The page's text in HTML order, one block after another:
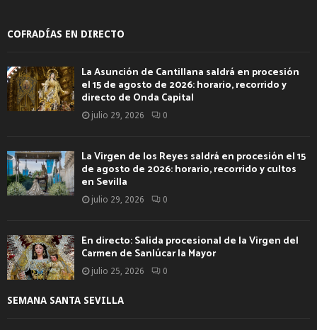
COFRADÍAS EN DIRECTO
La Asunción de Cantillana saldrá en procesión
el 15 de agosto de 2026: horario, recorrido y
directo de Onda Capital
julio 29, 2026 0
La Virgen de los Reyes saldrá en procesión el 15
de agosto de 2026: horario, recorrido y cultos
en Sevilla
julio 29, 2026 0
En directo: Salida procesional de la Virgen del
Carmen de Sanlúcar la Mayor
julio 25, 2026 0
SEMANA SANTA SEVILLA